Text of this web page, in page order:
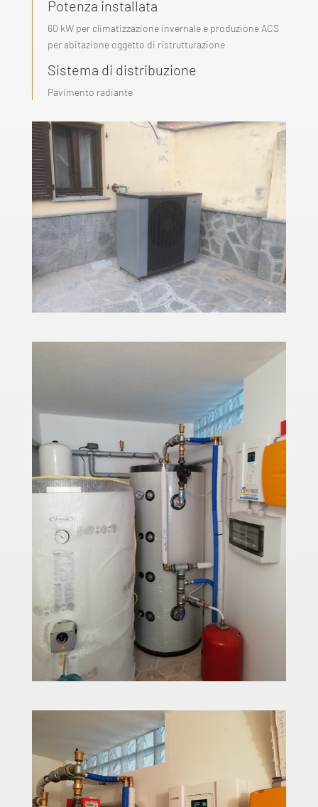
Potenza installata
60 kW per climatizzazione invernale e produzione ACS
per abitazione oggetto di ristrutturazione
Sistema di distribuzione
Pavimento radiante